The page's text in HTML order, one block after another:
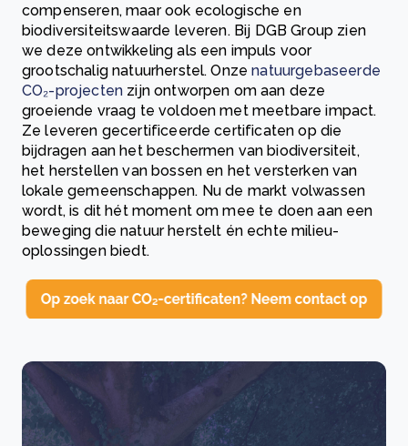
compenseren, maar ook ecologische en
biodiversiteitswaarde leveren. Bij DGB Group zien
we deze ontwikkeling als een impuls voor
grootschalig natuurherstel. Onzenatuurgebaseerde
CO₂-projecten zijn ontworpen om aan deze
groeiende vraag te voldoen met meetbare impact.
Ze leveren gecertificeerde certificaten op die
bijdragen aan het beschermen van biodiversiteit,
het herstellen van bossen en het versterken van
lokale gemeenschappen. Nu de markt volwassen
wordt, is dit hét moment om mee te doen aan een
beweging die natuur herstelt én echte milieu-
oplossingen biedt.